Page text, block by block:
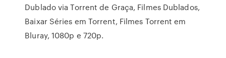
Dublado via Torrent de Graça, Filmes Dublados,
Baixar Séries em Torrent, Filmes Torrent em
Bluray, 1080p e 720p.